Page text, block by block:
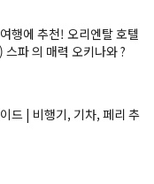
행에 추천! 오리엔탈 호텔
파 의 매력 오키나와 ?
드 | 비행기, 기차, 페리 추